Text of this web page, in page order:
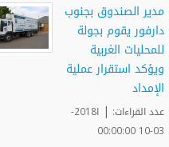
مدير الصندوق بجنوب
دارفور يقوم بجولة
للمحليات الغربية
ويؤكد استقرار عملية
الإمداد
عدد القراءات: |
ا2018-
03-10 00:00:00